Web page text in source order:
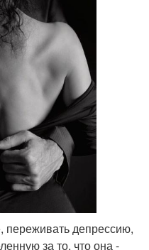
переживать депрессию,
за то, что она -